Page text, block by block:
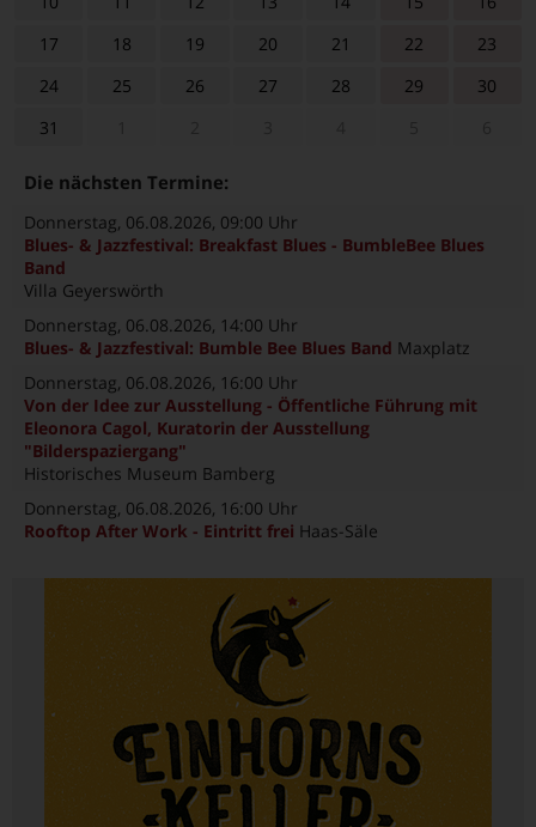
17
18 19 20 21 22
23
24
25 26 27 28 29
30
31
Die nächsten Termine:
Donnerstag, 06.08.2026, 09:00 Uhr
Blues- & Jazzfestival: Breakfast Blues - BumbleBee Blues
Band
Villa Geyerswörth
Donnerstag, 06.08.2026, 14:00 Uhr
Blues- & Jazzfestival: Bumble Bee Blues Band Maxplatz
Donnerstag, 06.08.2026, 16:00 Uhr
Von der Idee zur Ausstellung - Öffentliche Führung mit
Eleonora Cagol, Kuratorin der Ausstellung
"Bilderspaziergang"
Historisches Museum Bamberg
Donnerstag, 06.08.2026, 16:00 Uhr
Rooftop After Work - Eintritt frei Haas-Säle